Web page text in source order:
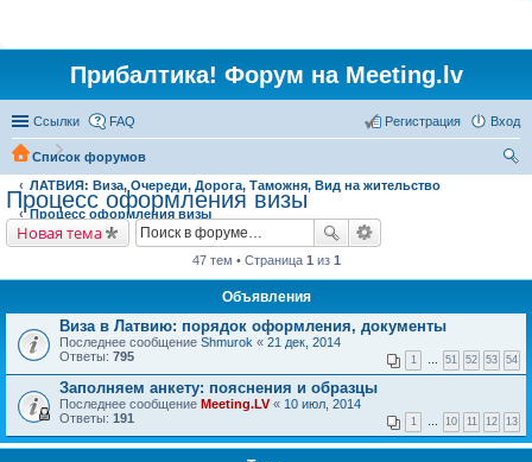
Прибалтика! Форум на Meeting.lv
Ссылки FAQ Вход
Регистрация
Список форумов
ЛАТВИЯ: Виза, Очереди, Дорога, Таможня, Вид на жительство
Процесс оформления визы
Процесс оформления визы
Новая тема
47 тем • Страница 1 из 1
Объявления
Виза в Латвию: порядок оформления, документы
Последнее сообщение Shmurok « 21 дек, 2014
Ответы: 795 1 … 51 52 53 54
Заполняем анкету: пояснения и образцы
Последнее сообщение Meeting.LV« 10 июл, 2014
Ответы: 191 1 … 10 11 12 13